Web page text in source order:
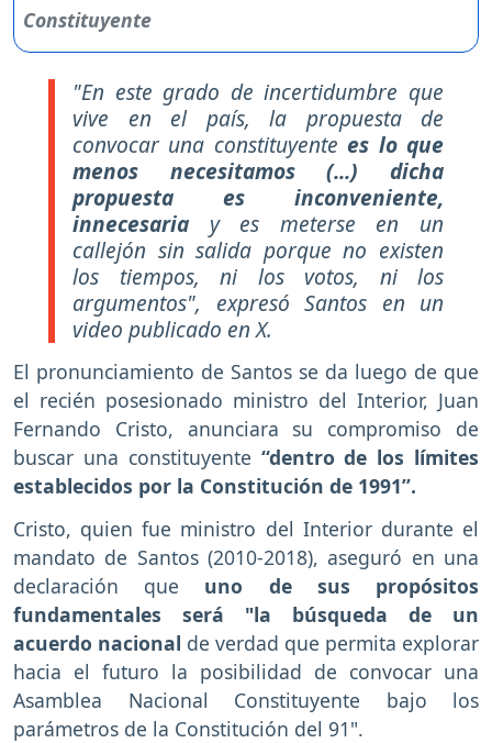
"En este grado de incertidumbre que
vive en el país, la propuesta de
convocar una constituyentees lo que
menos necesitamos (...) dicha
propuesta es inconveniente,
innecesaria y es meterse en un
callejón sin salida porque no existen
los tiempos, ni los votos, ni los
argumentos", expresó Santos en un
video publicado en X.
El pronunciamiento de Santos se da luego de que
el recién posesionado ministro del Interior, Juan
Fernando Cristo, anunciara su compromiso de
buscar una constituyente “dentro de los límites
establecidos por la Constitución de 1991”.
Cristo, quien fue ministro del Interior durante el
mandato de Santos (2010-2018), aseguró en una
declaración que uno de sus propósitos
fundamentales será "la búsqueda de un
acuerdo nacional de verdad que permita explorar
hacia el futuro la posibilidad de convocar una
Asamblea Nacional Constituyente bajo los
parámetros de la Constitución del 91".